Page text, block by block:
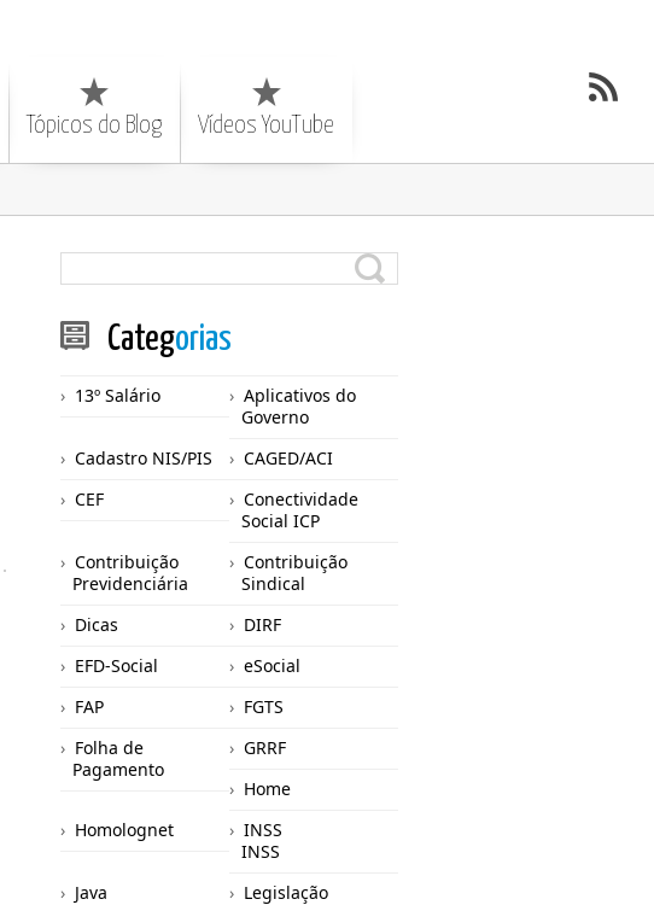
Tópicos do Blog Vídeos YouTube
·
Categorias
13º Salário
Aplicativos do
Governo
Cadastro NIS/PIS
CAGED/ACI
CEF
Conectividade
Social ICP
Contribuição
Previdenciária
Contribuição
Sindical
Dicas
DIRF
EFD-Social
eSocial
FAP
FGTS
Folha de
Pagamento
GRRF
Home
Homolognet
INSS
INSS
Java
Legislação